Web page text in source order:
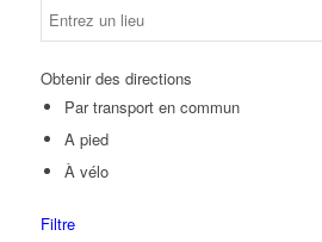
Obtenir des directions
Par transport en commun
A pied
À vélo
Filtre